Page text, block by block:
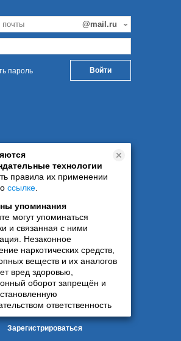
пароль
технологии
правила их применении
ссылке
упоминания
могут упоминаться
и связанная с ними
Незаконное
наркотических средств,
веществ и их аналогов
вред здоровью,
оборот запрещён и
ответственность
Зарегистрироваться